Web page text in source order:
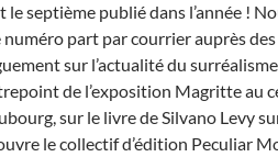
le septième publié dans l’année !
numéro part par courrier auprès
sur l’actualité du
de l’exposition Magritte au
sur le livre de Silvano Levy
le collectif d’édition Peculiar